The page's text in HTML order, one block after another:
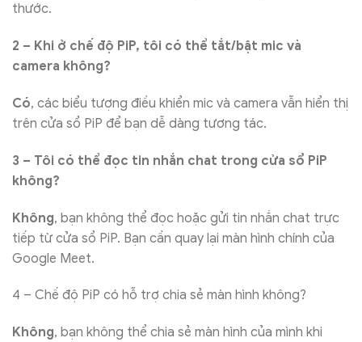
thước.
2 – Khi ở chế độ PiP, tôi có thể tắt/bật mic và
camera không?
Có, các biểu tượng điều khiển mic và camera vẫn hiển thị
trên cửa sổ PiP để bạn dễ dàng tương tác.
3 – Tôi có thể đọc tin nhắn chat trong cửa sổ PiP
không?
Không, bạn không thể đọc hoặc gửi tin nhắn chat trực
tiếp từ cửa sổ PiP. Bạn cần quay lại màn hình chính của
Google Meet.
4 – Chế độ PiP có hỗ trợ chia sẻ màn hình không?
Không, bạn không thể chia sẻ màn hình của mình khi